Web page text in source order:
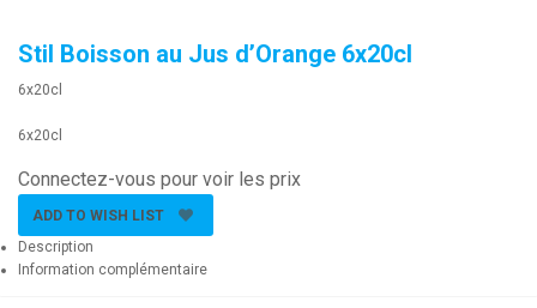
Stil Boisson au Jus d’Orange 6x20cl
6x20cl
6x20cl
Connectez-vous pour voir les prix
ADD TO WISH LIST
Description
Information complémentaire